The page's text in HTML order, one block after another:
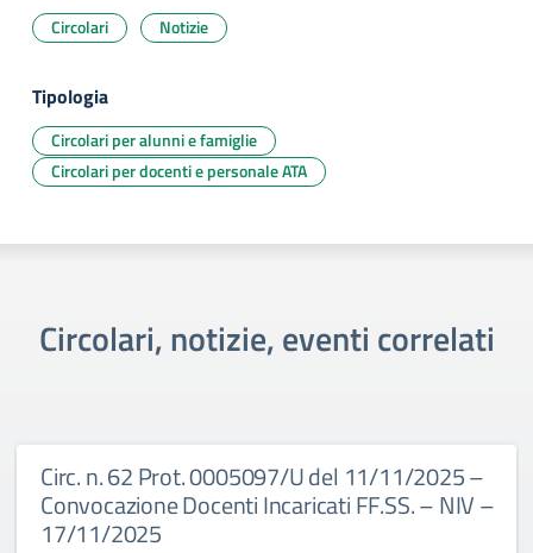
Circolari Notizie
Tipologia
Circolari per alunni e famiglie
Circolari per docenti e personale ATA
Circolari, notizie, eventi correlati
Circ. n. 62 Prot. 0005097/U del 11/11/2025 –
Convocazione Docenti Incaricati FF.SS. – NIV –
17/11/2025